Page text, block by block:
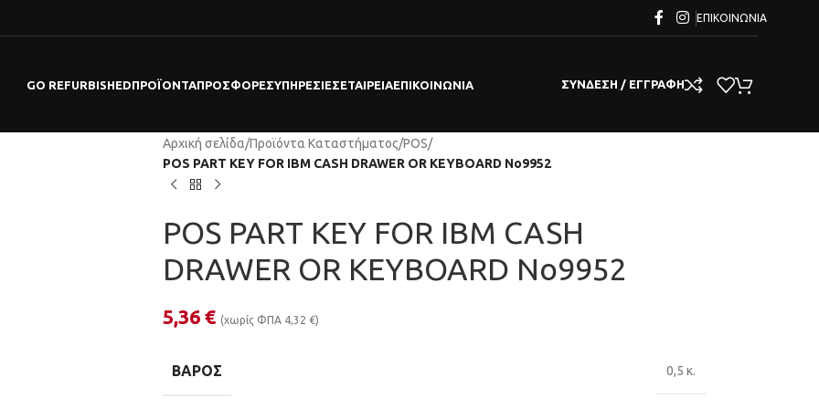
ΕΠΙΚΟΙΝΩΝΊΑ
GO REFURBISHEDΠΡΟΪΌΝΤΑΠΡΟΣΦΟΡΕΣΥΠΗΡΕΣΊΕΣΕΤΑΙΡΕΊΑΕΠΙΚΟΙΝΩΝΊΑ ΣΎΝΔΕΣΗ / ΕΓΓΡΑΦΉ
Αρχική σελίδα/Προϊόντα Καταστήματος/POS/
POS PART KEY FOR IBM CASH DRAWER OR KEYBOARD No9952
POS PART KEY FOR IBM CASH
DRAWER OR KEYBOARD No9952
5,36 € (χωρίς ΦΠΑ 4,32 €)
ΒΆΡΟΣ 0,5 κ.